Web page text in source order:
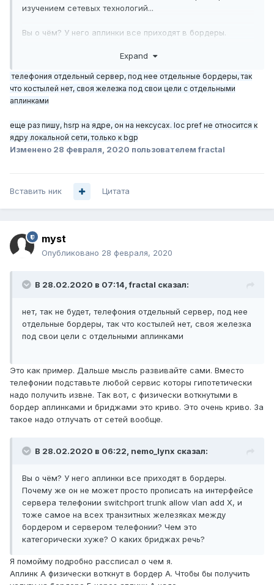
изучением сетевых технологий...
Вы о чём? У него аплинки все приходят в бордеры.
сервера телефонии switchport trunk allow vlan add X, и
бордером и сервером телефонии? Чем это
категорически хуже? О каких бриджах речь?
Expand
телефония отдельный сервер, под нее отдельные бордеры, так
что костылей нет, своя железка под свои цели с отдельными
аплинками
еще раз пишу, hsrp на ядре, он на нексусах. loc pref не относится к
ядру локальной сети, только к bgp
Изменено 28 февраля, 2020 пользователем fractal
Вставить ник Цитата
myst
Опубликовано 28 февраля, 2020
В 28.02.2020 в 07:14,fractal сказал:
нет, так не будет, телефония отдельный сервер, под нее
отдельные бордеры, так что костылей нет, своя железка
под свои цели с отдельными аплинками
Это как пример. Дальше мысль развивайте сами. Вместо
телефонии подставьте любой сервис которы гипотетически
надо получить извне. Так вот, с физически воткнутыми в
бордер аплинками и бриджами это криво. Это очень криво. За
такое надо отлучать от сетей вообще.
В 28.02.2020 в 06:22, nemo_lynx сказал:
Вы о чём? У него аплинки все приходят в бордеры.
Почему же он не может просто прописать на интерфейсе
сервера телефонии switchport trunk allow vlan add X, и
тоже самое на всех транзитных железяках между
бордером и сервером телефонии? Чем это
категорически хуже? О каких бриджах речь?
Я помойму подробно рассписал о чем я.
Аплинк А физически воткнут в бордер А. Чтобы бы получить